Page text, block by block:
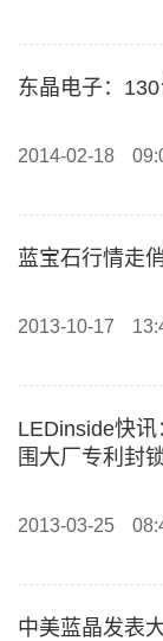
东晶电子：
2014-02-18
蓝宝石行情走
2013-10-17
LEDinside快
围大厂专利封
2013-03-25
中美蓝晶发表